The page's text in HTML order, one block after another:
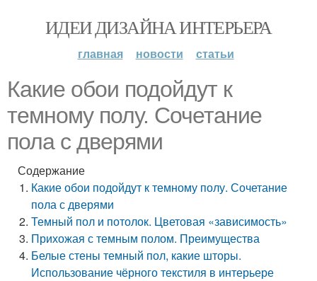
ИДЕИ ДИЗАЙНА ИНТЕРЬЕРА
главная новости статьи
Какие обои подойдут к
темному полу. Сочетание
пола с дверями
Содержание
Какие обои подойдут к темному полу. Сочетание
пола с дверями
Темный пол и потолок. Цветовая «зависимость»
Прихожая с темным полом. Преимущества
Белые стены темный пол, какие шторы.
Использование чёрного текстиля в интерьере